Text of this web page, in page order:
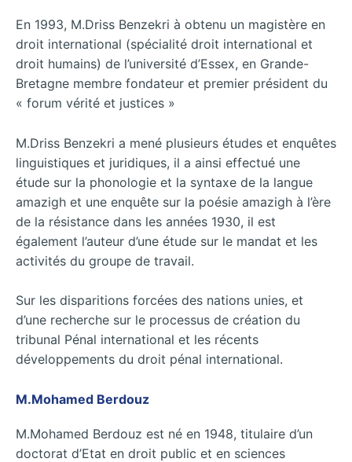
En 1993, M.Driss Benzekri à obtenu un magistère en
droit international (spécialité droit international et
droit humains) de l’université d’Essex, en Grande-
Bretagne membre fondateur et premier président du
« forum vérité et justices »
M.Driss Benzekri a mené plusieurs études et enquêtes
linguistiques et juridiques, il a ainsi effectué une
étude sur la phonologie et la syntaxe de la langue
amazigh et une enquête sur la poésie amazigh à l’ère
de la résistance dans les années 1930, il est
également l’auteur d’une étude sur le mandat et les
activités du groupe de travail.
Sur les disparitions forcées des nations unies, et
d’une recherche sur le processus de création du
tribunal Pénal international et les récents
développements du droit pénal international.
M.Mohamed Berdouz
M.Mohamed Berdouz est né en 1948, titulaire d’un
doctorat d’Etat en droit public et en sciences